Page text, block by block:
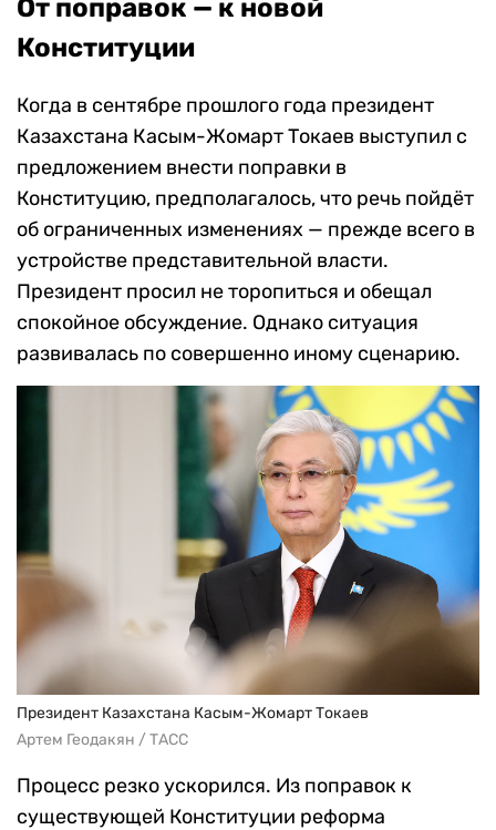
От поправок — к новой
Конституции
Когда в сентябре прошлого года президент
Казахстана Касым-Жомарт Токаев выступил с
предложением внести поправки в
Конституцию, предполагалось, что речь пойдёт
об ограниченных изменениях — прежде всего в
устройстве представительной власти.
Президент просил не торопиться и обещал
спокойное обсуждение. Однако ситуация
развивалась по совершенно иному сценарию.
Президент Казахстана Касым-Жомарт Токаев
Артем Геодакян / ТАСС
Процесс резко ускорился. Из поправок к
существующей Конституции реформа